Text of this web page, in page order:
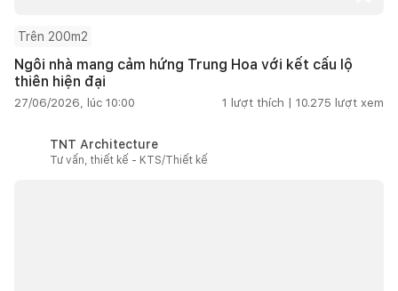
Trên 200m2
Ngôi nhà mang cảm hứng Trung Hoa với kết cấu lộ
thiên hiện đại
27/06/2026, lúc 10:00 1 lượt thích | 10.275 lượt xem
TNT Architecture
Tư vấn, thiết kế - KTS/Thiết kế